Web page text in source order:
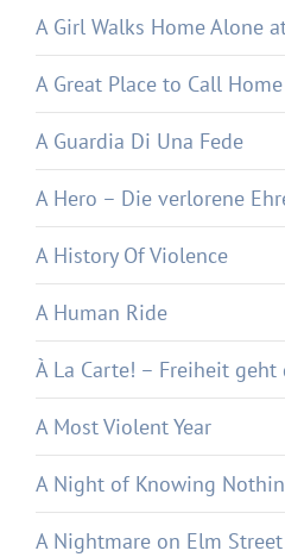
A Girl Walks Home Alone
A Great Place to Call Home
A Guardia Di Una Fede
A Hero – Die verlorene
A History Of Violence
A Human Ride
À La Carte! – Freiheit geht
A Most Violent Year
A Night of Knowing
A Nightmare on Elm Street